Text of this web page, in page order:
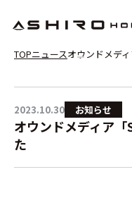
TOP トップペー
ABOUT
TOPニュースオウンドメデ
2023.10.30 お知らせ
オウンドメディア
た